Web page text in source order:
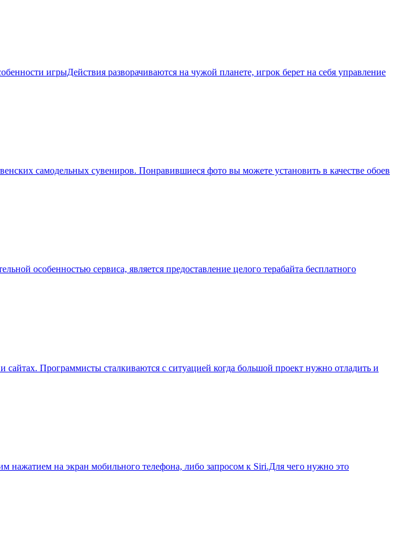
игрыДействия разворачиваются на чужой планете, игрок берет на себя управление
самодельных сувениров. Понравившиеся фото вы можете установить в качестве обоев
особенностью сервиса, является предоставление целого терабайта бесплатного
Программисты сталкиваются с ситуацией когда большой проект нужно отладить и
на экран мобильного телефона, либо запросом к Siri.Для чего нужно это